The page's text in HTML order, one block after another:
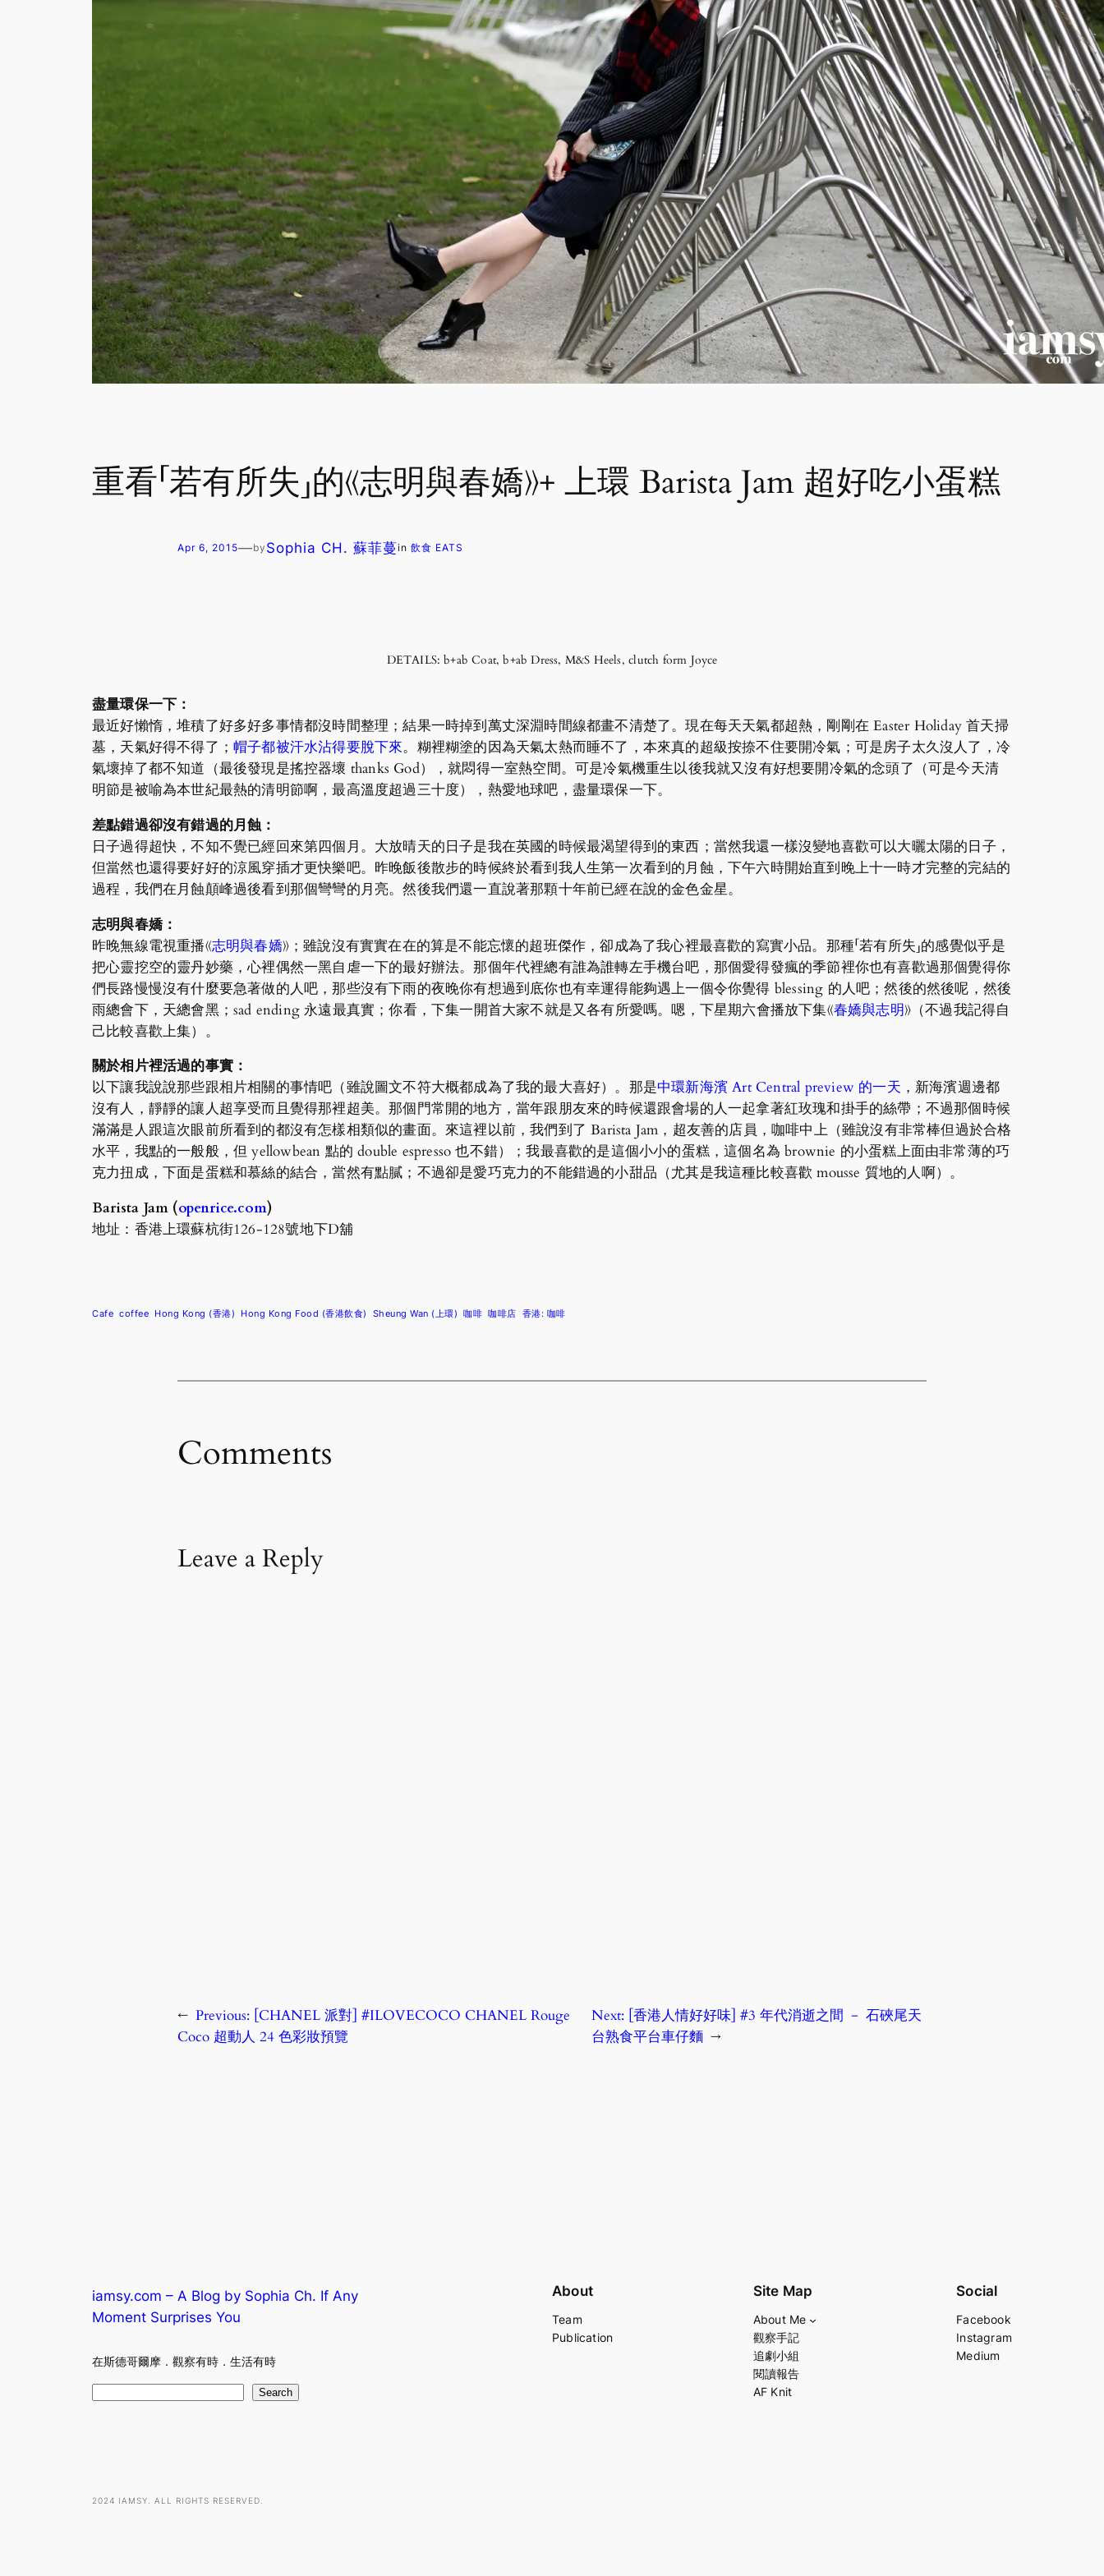
重看「若有所失」的《志明與春嬌》+ 上環 Barista Jam 超好吃小蛋糕
Apr 6, 2015—by Sophia CH. 蘇菲蔓in 飲食 EATS
DETAILS: b+ab Coat, b+ab Dress, M&S Heels, clutch form Joyce
盡量環保一下：
最近好懶惰，堆積了好多好多事情都沒時間整理；結果一時掉到萬丈深淵時間線都畫不清楚了。現在每天天氣都超熱，剛剛在 Easter Holiday 首天掃
墓，天氣好得不得了； 帽子都被汗水沾得要脫下來。糊裡糊塗的因為天氣太熱而睡不了，本來真的超級按捺不住要開冷氣；可是房子太久沒人了，冷
氣壞掉了都不知道（最後發現是搖控器壞 thanks God），就悶得一室熱空間。可是冷氣機重生以後我就又沒有好想要開冷氣的念頭了（可是今天清
明節是被喻為本世紀最熱的清明節啊，最高溫度超過三十度），熱愛地球吧，盡量環保一下。
差點錯過卻沒有錯過的月蝕：
日子過得超快，不知不覺已經回來第四個月。大放晴天的日子是我在英國的時候最渴望得到的東西；當然我還一樣沒變地喜歡可以大曬太陽的日子，
但當然也還得要好好的涼風穿插才更快樂吧。昨晚飯後散步的時候終於看到我人生第一次看到的月蝕，下午六時開始直到晚上十一時才完整的完結的
過程，我們在月蝕顛峰過後看到那個彎彎的月亮。然後我們還一直說著那顆十年前已經在說的金色金星。
志明與春嬌：
昨晚無線電視重播《志明與春嬌》；雖說沒有實實在在的算是不能忘懷的超班傑作，卻成為了我心裡最喜歡的寫實小品。那種「若有所失」的感覺似乎是
把心靈挖空的靈丹妙藥，心裡偶然一黑自虐一下的最好辦法。那個年代裡總有誰為誰轉左手機台吧，那個愛得發瘋的季節裡你也有喜歡過那個覺得你
們長路慢慢沒有什麼要急著做的人吧，那些沒有下雨的夜晚你有想過到底你也有幸運得能夠遇上一個令你覺得 blessing 的人吧；然後的然後呢，然後
雨總會下，天總會黑；sad ending 永遠最真實；你看，下集一開首大家不就是又各有所愛嗎。嗯，下星期六會播放下集《春嬌與志明》（不過我記得自
己比較喜歡上集）。
關於相片裡活過的事實：
以下讓我說說那些跟相片相關的事情吧（雖說圖文不符大概都成為了我的最大喜好）。那是中環新海濱 Art Central preview 的一天 ，新海濱週邊都
沒有人，靜靜的讓人超享受而且覺得那裡超美。那個門常開的地方，當年跟朋友來的時候還跟會場的人一起拿著紅玫瑰和掛手的絲帶；不過那個時候
滿滿是人跟這次眼前所看到的都沒有怎樣相類似的畫面。來這裡以前，我們到了 Barista Jam，超友善的店員，咖啡中上（雖說沒有非常棒但過於合格
水平，我點的一般般，但 yellowbean 點的 double espresso 也不錯）；我最喜歡的是這個小小的蛋糕，這個名為 brownie 的小蛋糕上面由非常薄的巧
克力扭成，下面是蛋糕和慕絲的結合，當然有點膩；不過卻是愛巧克力的不能錯過的小甜品（尤其是我這種比較喜歡 mousse 質地的人啊）。
Barista Jam (openrice.com)
地址：香港上環蘇杭街126-128號地下D舖
Cafe coffee Hong Kong (香港) Hong Kong Food (香港飲食) Sheung Wan (上環) 咖啡 咖啡店 香港: 咖啡
Comments
Leave a Reply
← Previous: [CHANEL 派對] #ILOVECOCO CHANEL Rouge
Coco 超動人 24 色彩妝預覽
Next: [香港人情好好味] #3 年代消逝之間 － 石硤尾天
台熟食平台車仔麵 →
iamsy.com – A Blog by Sophia Ch. If Any
Moment Surprises You
在斯德哥爾摩．觀察有時．生活有時
h
Search
About
Team
Publication
Site Map
About Me
觀察手記
追劇小組
閱讀報告
AF Knit
Social
Facebook
Instagram
Medium
2024 IAMSY. ALL RIGHTS RESERVED.